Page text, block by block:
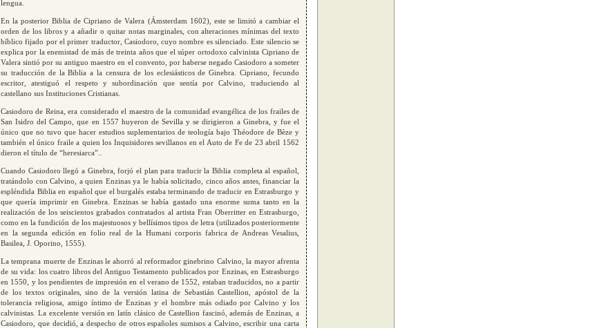
lengua.
En la posterior Biblia de Cipriano de Valera (Ámsterdam 1602), este se limitó a cambiar el
orden de los libros y a añadir o quitar notas marginales, con alteraciones mínimas del texto
bíblico fijado por el primer traductor, Casiodoro, cuyo nombre es silenciado. Este silencio se
explica por la enemistad de más de treinta años que el súper ortodoxo calvinista Cipriano de
Valera sintió por su antiguo maestro en el convento, por haberse negado Casiodoro a someter
su traducción de la Biblia a la censura de los eclesiásticos de Ginebra. Cipriano, fecundo
escritor, atestiguó el respeto y subordinación que sentía por Calvino, traduciendo al
castellano sus Instituciones Cristianas.
Casiodoro de Reina, era considerado el maestro de la comunidad evangélica de los frailes de
San Isidro del Campo, que en 1557 huyeron de Sevilla y se dirigieron a Ginebra, y fue el
único que no tuvo que hacer estudios suplementarios de teología bajo Théodore de Bèze y
también el único fraile a quien los Inquisidores sevillanos en el Auto de Fe de 23 abril 1562
dieron el título de “heresiarca”..
Cuando Casiodoro llegó a Ginebra, forjó el plan para traducir la Biblia completa al español,
tratándolo con Calvino, a quien Enzinas ya le había solicitado, cinco años antes, financiar la
espléndida Biblia en español que el burgalés estaba terminando de traducir en Estrasburgo y
que quería imprimir en Ginebra. Enzinas se había gastado una enorme suma tanto en la
realización de los seiscientos grabados contratados al artista Fran Oberritter en Estrasburgo,
como en la fundición de los majestuosos y bellísimos tipos de letra (utilizados posteriormente
en la segunda edición en folio real de la Humani corporis fabrica de Andreas Vesalius,
Basilea, J. Oporino, 1555).
La temprana muerte de Enzinas le ahorró al reformador ginebrino Calvino, la mayor afrenta
de su vida: los cuatro libros del Antiguo Testamento publicados por Enzinas, en Estrasburgo
en 1550, y los pendientes de impresión en el verano de 1552, estaban traducidos, no a partir
de los textos originales, sino de la versión latina de Sebastián Castellion, apóstol de la
tolerancia religiosa, amigo íntimo de Enzinas y el hombre más odiado por Calvino y los
calvinistas. La excelente versión en latín clásico de Castellion fascinó, además de Enzinas, a
Casiodoro, que decidió, a despecho de otros españoles sumisos a Calvino, escribir una carta